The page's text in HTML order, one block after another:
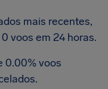
mais recentes,
voos em 24 horas.
0.00% voos